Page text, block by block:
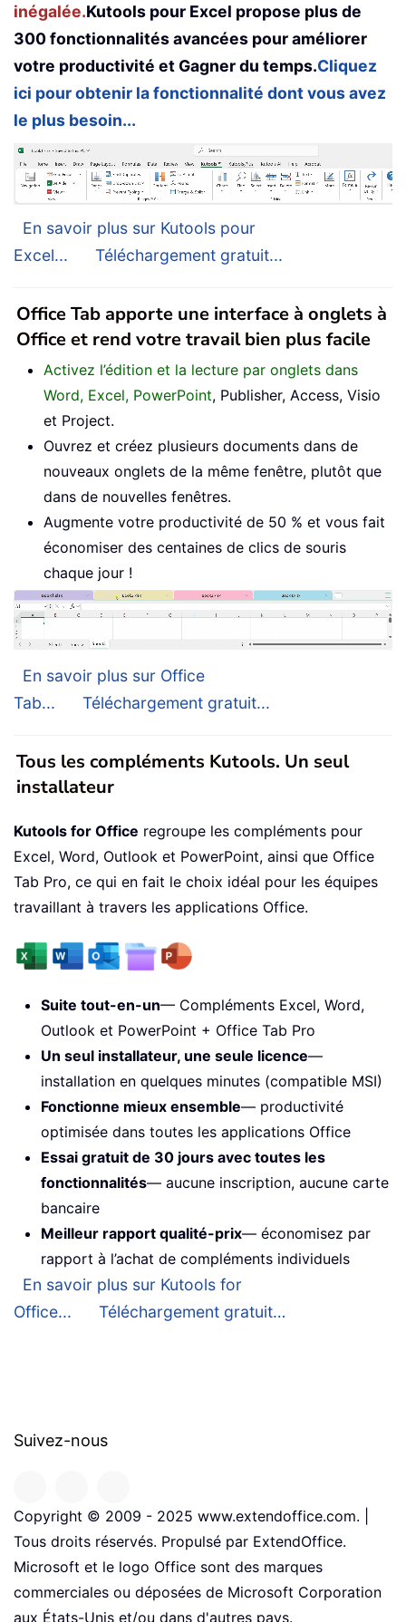
inégalée.Kutools pour Excel propose plus de
300 fonctionnalités avancées pour améliorer
votre productivité et Gagner du temps.Cliquez
ici pour obtenir la fonctionnalité dont vous avez
le plus besoin...
En savoir plus sur Kutools pour
Excel...
Téléchargement gratuit...
Office Tab apporte une interface à onglets à
Office et rend votre travail bien plus facile
Activez l’édition et la lecture par onglets dans
Word, Excel, PowerPoint, Publisher, Access, Visio
et Project.
Ouvrez et créez plusieurs documents dans de
nouveaux onglets de la même fenêtre, plutôt que
dans de nouvelles fenêtres.
Augmente votre productivité de 50 % et vous fait
économiser des centaines de clics de souris
chaque jour !
En savoir plus sur Office
Tab...
Téléchargement gratuit...
Tous les compléments Kutools. Un seul
installateur
Kutools for Office regroupe les compléments pour
Excel, Word, Outlook et PowerPoint, ainsi que Office
Tab Pro, ce qui en fait le choix idéal pour les équipes
travaillant à travers les applications Office.
Suite tout-en-un— Compléments Excel, Word,
Outlook et PowerPoint + Office Tab Pro
Un seul installateur, une seule licence—
installation en quelques minutes (compatible MSI)
Fonctionne mieux ensemble— productivité
optimisée dans toutes les applications Office
Essai gratuit de 30 jours avec toutes les
fonctionnalités— aucune inscription, aucune carte
bancaire
Meilleur rapport qualité-prix— économisez par
rapport à l’achat de compléments individuels
En savoir plus sur Kutools for
Office...
Téléchargement gratuit…
Suivez-nous
Copyright © 2009 - 2025 www.extendoffice.com. |
Tous droits réservés. Propulsé par ExtendOffice.
Microsoft et le logo Office sont des marques
commerciales ou déposées de Microsoft Corporation
aux États-Unis et/ou dans d'autres pays.